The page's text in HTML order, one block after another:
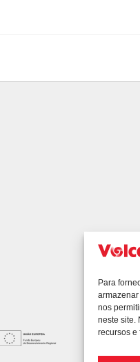
Para
nos
neste site.
recursos e